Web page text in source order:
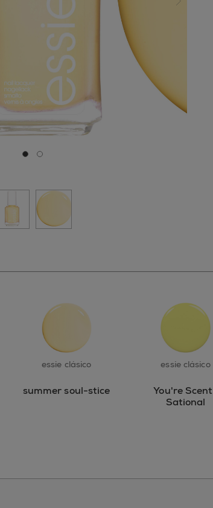
Ir a la diapositiva 0
Ir a la diapositiva 1
essie clásico
summer soul-stice
essie clásico
You're
Sational